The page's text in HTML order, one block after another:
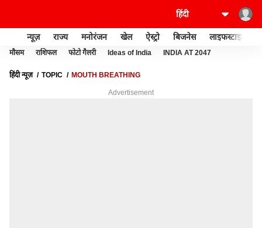
न्यूज़ राज्य मनोरंजन खेल ऐस्ट्रो बिजनेस लाइफस्टाइल
मौसम राशिफल फोटो गैलरी Ideas of India INDIA AT 2047
हिंदी न्यूज़ TOPIC MOUTH BREATHING
Advertisement